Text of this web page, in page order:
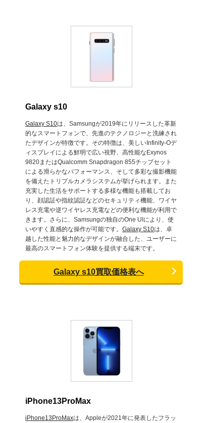
Galaxy s10
Galaxy S10は、Samsungが2019年にリリースした革新
的なスマートフォンで、先進のテクノロジーと洗練され
たデザインが特徴です。その特徴は、美しいInfinity-Oデ
ィスプレイによる鮮明で広い視野、高性能なExynos
9820またはQualcomm Snapdragon 855チップセット
による滑らかなパフォーマンス、そして多彩な撮影機能
を備えたトリプルカメラシステムが挙げられます。また
充実した生活をサポートする多様な機能も搭載してお
り、顔認証や指紋認証などのセキュリティ機能、ワイヤ
レス充電や逆ワイヤレス充電などの便利な機能が利用で
きます。さらに、Samsungの独自のOne UIにより、使
いやすく直感的な操作が可能です。 Galaxy S10は、卓
越した性能と魅力的なデザインが融合した、ユーザーに
最高のスマートフォン体験を提供する端末です。
Galaxy s10買取価格表へ
iPhone13ProMax
iPhone13ProMaxは、Appleが2021年に発表したフラッ